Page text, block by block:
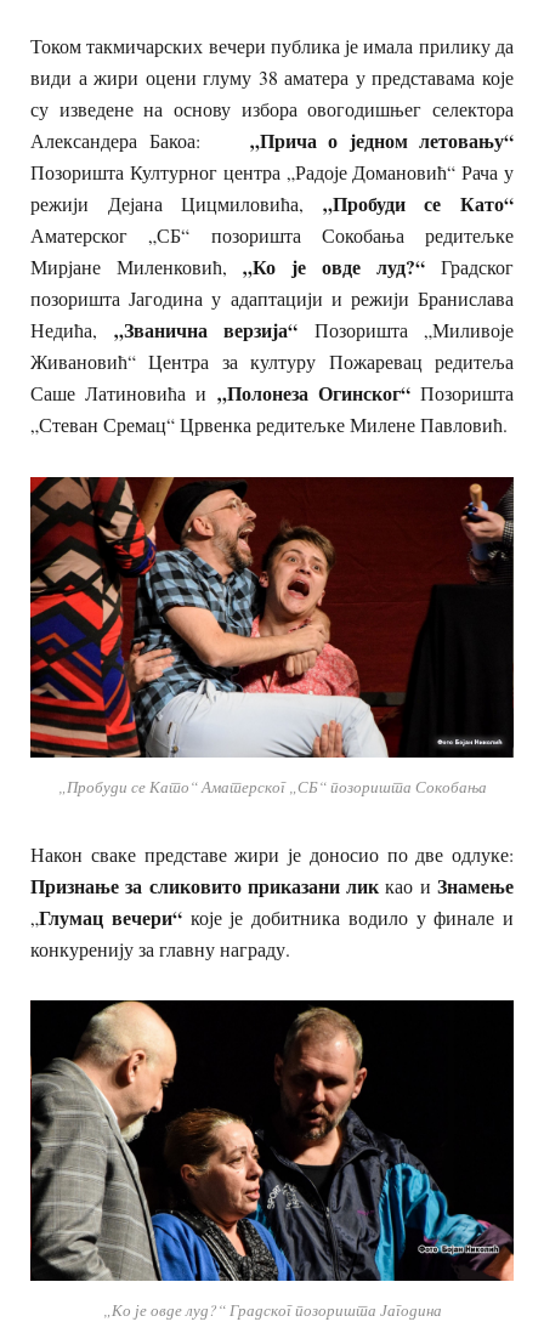
Током такмичарских вечери публика је имала прилику да
види а жири оцени глуму 38 аматера у представама које
су изведене на основу избора овогодишњег селектора
Александера Бакоа: „Прича о једном летовању“
Позоришта Културног центра „Радоје Домановић“ Рача у
режији Дејана Цицмиловића, „Пробуди се Като“
Аматерског „СБ“ позоришта Сокобања редитељке
Мирјане Миленковић, „Ко је овде луд?“ Градског
позоришта Јагодина у адаптацији и режији Бранислава
Недића, „Званична верзија“ Позоришта „Миливоје
Живановић“ Центра за културу Пожаревац редитеља
Саше Латиновића и „Полонеза Огинског“Позоришта
„Стеван Сремац“ Црвенка редитељке Милене Павловић.
„Пробуди се Като“ Аматерског „СБ“ позоришта Сокобања
Након сваке представе жири је доносио по две одлуке:
Признање за сликовито приказани лик као иЗнамење
„Глумац вечери“које је добитника водило у финале и
конкуренију за главну награду.
„Ко је овде луд?“ Градског позоришта Јагодина